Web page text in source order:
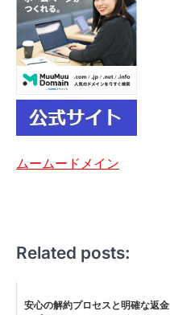
ムームードメイン
Related posts:
安心の解約プロセスと明確な返金